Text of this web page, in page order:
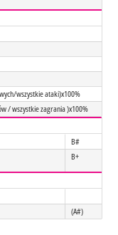
wszystkie ataki)x100%
/ wszystkie zagrania )x100%
B#
B+
(A#)